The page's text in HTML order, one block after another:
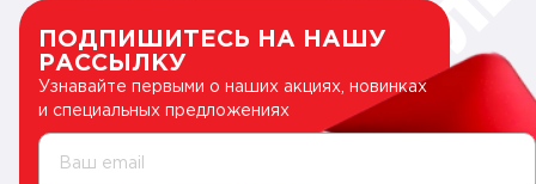
ПОДПИШИТЕСЬ НА НАШУ
РАССЫЛКУ
Узнавайте первыми о наших акциях, новинках
и специальных предложениях
Ваш email